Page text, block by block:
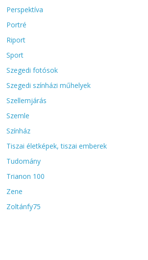
Perspektíva
Portré
Riport
Sport
Szegedi fotósok
Szegedi színházi műhelyek
Szellemjárás
Szemle
Színház
Tiszai életképek, tiszai emberek
Tudomány
Trianon 100
Zene
Zoltánfy75